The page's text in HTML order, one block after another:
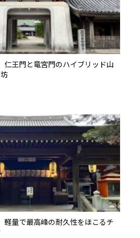
仁王門と竜宮門のハイブリッド山
軽量で最高峰の耐久性をほこるチ